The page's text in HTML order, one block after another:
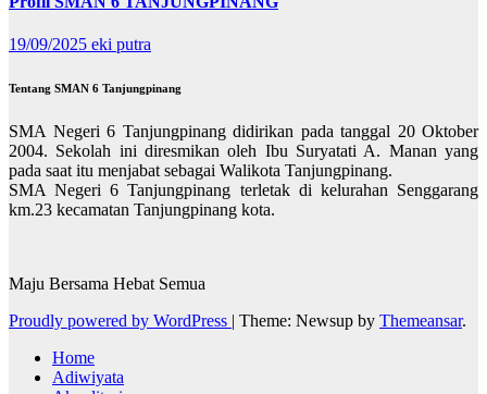
19/09/2025 eki putra
Tentang SMAN 6 Tanjungpinang
SMA Negeri 6 Tanjungpinang didirikan pada tanggal 20 Oktober
2004. Sekolah ini diresmikan oleh Ibu Suryatati A. Manan yang
pada saat itu menjabat sebagai Walikota Tanjungpinang.
SMA Negeri 6 Tanjungpinang terletak di kelurahan Senggarang
km.23 kecamatan Tanjungpinang kota.
Maju Bersama Hebat Semua
Proudly powered by WordPress | Theme: Newsup by Themeansar.
Home
Adiwiyata